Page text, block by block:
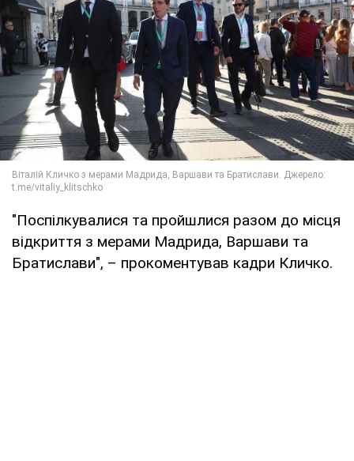
"Поспілкувалися та пройшлися разом до місця
відкриття з мерами Мадрида, Варшави та
Братислави", – прокоментував кадри Кличко.